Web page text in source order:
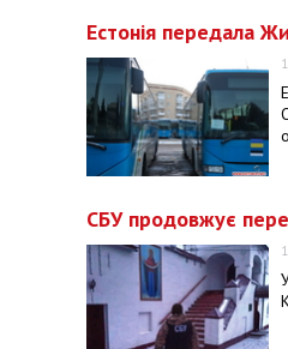
Естонія передала
СБУ продовжує